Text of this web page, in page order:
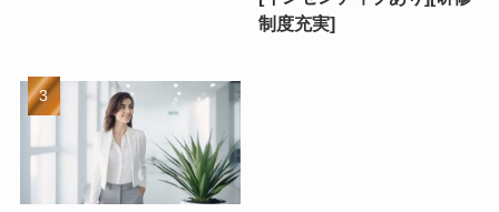
制度充実]